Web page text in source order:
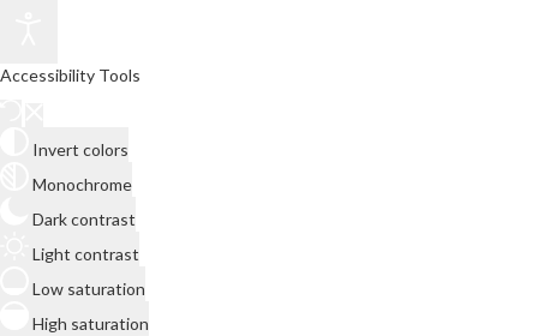
Accessibility Tools
Invert colors
Monochrome
Dark contrast
Light contrast
Low saturation
High saturation